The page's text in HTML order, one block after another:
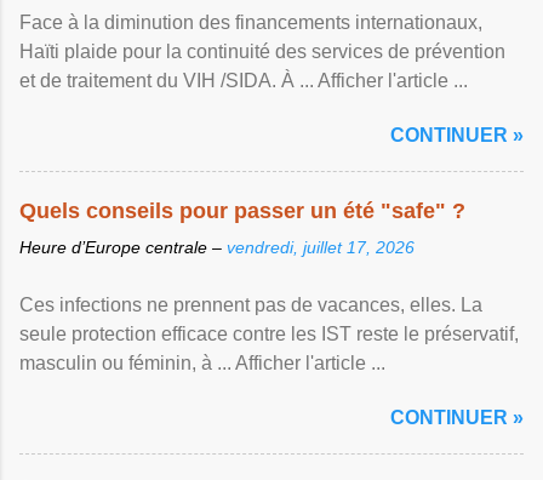
Face à la diminution des financements internationaux,
Haïti plaide pour la continuité des services de prévention
et de traitement du VIH /SIDA. À ... Afficher l'article ...
CONTINUER »
Quels conseils pour passer un été "safe" ?
Heure d’Europe centrale – vendredi, juillet 17, 2026
Ces infections ne prennent pas de vacances, elles. La
seule protection efficace contre les IST reste le préservatif,
masculin ou féminin, à ... Afficher l'article ...
CONTINUER »